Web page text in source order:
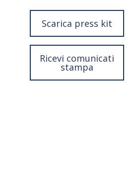
Scarica press kit
Ricevi comunicati
stampa